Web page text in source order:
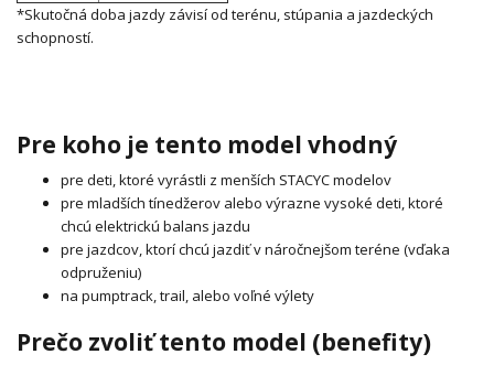
*Skutočná doba jazdy závisí od terénu, stúpania a jazdeckých
schopností.
Pre koho je tento model vhodný
pre deti, ktoré vyrástli z menších STACYC modelov
pre mladších tínedžerov alebo výrazne vysoké deti, ktoré
chcú elektrickú balans jazdu
pre jazdcov, ktorí chcú jazdiť v náročnejšom teréne (vďaka
odpruženiu)
na pumptrack, trail, alebo voľné výlety
Prečo zvoliť tento model (benefity)